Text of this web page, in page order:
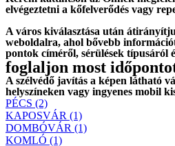
elvégeztetni a kőfelverődés vagy
A város kiválasztása után
weboldalra, ahol bővebb
pontok címéről, sérülések típusáról
foglaljon most
A szélvédő javítás a képen látható
helyszíneken vagy ingyenes mobil
PÉCS (2)
KAPOSVÁR (1)
DOMBÓVÁR (1)
KOMLÓ (1)